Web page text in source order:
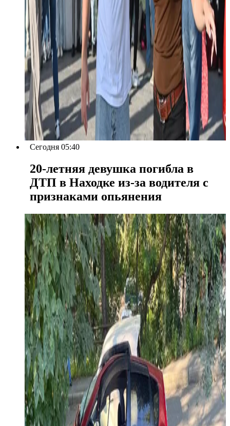
Сегодня 05:40
20-летняя девушка погибла в
ДТП в Находке из-за водителя с
признаками опьянения